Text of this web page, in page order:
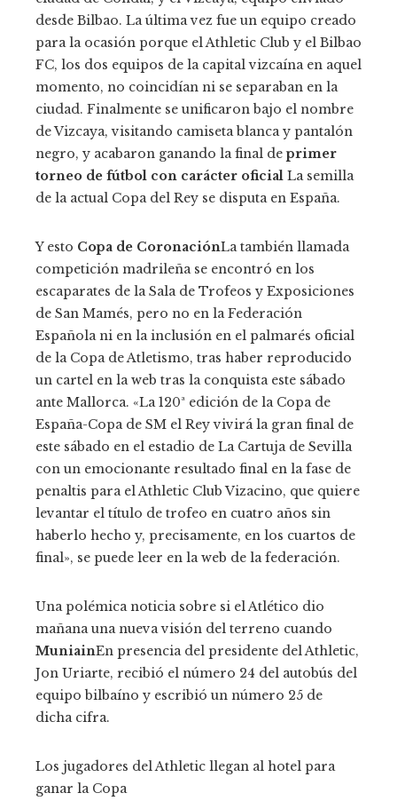
desde Bilbao. La última vez fue un equipo creado
para la ocasión porque el Athletic Club y el Bilbao
FC, los dos equipos de la capital vizcaína en aquel
momento, no coincidían ni se separaban en la
ciudad. Finalmente se unificaron bajo el nombre
de Vizcaya, visitando camiseta blanca y pantalón
negro, y acabaron ganando la final deprimer
torneo de fútbol con carácter oficial La semilla
de la actual Copa del Rey se disputa en España.
Y esto Copa de CoronaciónLa también llamada
competición madrileña se encontró en los
escaparates de la Sala de Trofeos y Exposiciones
de San Mamés, pero no en la Federación
Española ni en la inclusión en el palmarés oficial
de la Copa de Atletismo, tras haber reproducido
un cartel en la web tras la conquista este sábado
ante Mallorca. «La 120ª edición de la Copa de
España-Copa de SM el Rey vivirá la gran final de
este sábado en el estadio de La Cartuja de Sevilla
con un emocionante resultado final en la fase de
penaltis para el Athletic Club Vizacino, que quiere
levantar el título de trofeo en cuatro años sin
haberlo hecho y, precisamente, en los cuartos de
final», se puede leer en la web de la federación.
Una polémica noticia sobre si el Atlético dio
mañana una nueva visión del terreno cuando
MuniainEn presencia del presidente del Athletic,
Jon Uriarte, recibió el número 24 del autobús del
equipo bilbaíno y escribió un número 25 de
dicha cifra.
Los jugadores del Athletic llegan al hotel para
ganar la Copa